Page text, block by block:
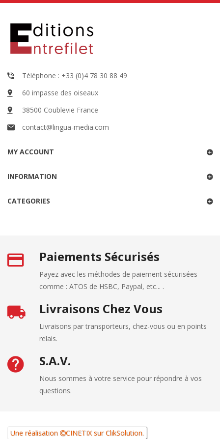
Téléphone : +33 (0)4 78 30 88 49
60 impasse des oiseaux
38500 Coublevie France
contact@lingua-media.com
MY ACCOUNT
INFORMATION
CATEGORIES
Paiements Sécurisés
Payez avec les méthodes de paiement sécurisées
comme : ATOS de HSBC, Paypal, etc... .
Livraisons Chez Vous
Livraisons par transporteurs, chez-vous ou en points
relais.
S.A.V.
Nous sommes à votre service pour répondre à vos
questions.
Une réalisation CINETIX surClikSolution.